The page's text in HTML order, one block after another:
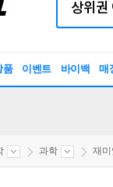
품 이벤트 바이백 매
과학 재